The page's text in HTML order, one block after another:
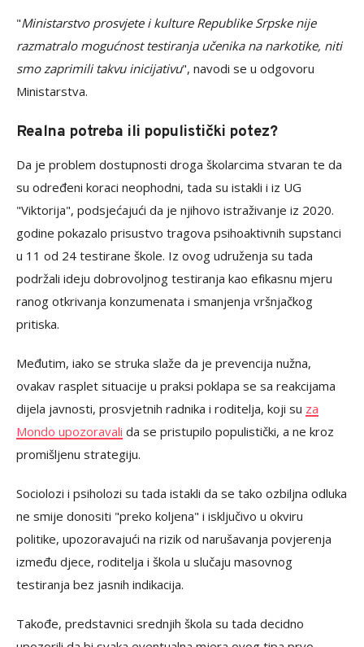
"Ministarstvo prosvjete i kulture Republike Srpske nije
razmatralo mogućnost testiranja učenika na narkotike, niti
smo zaprimili takvu inicijativu", navodi se u odgovoru
Ministarstva.
Realna potreba ili populistički potez?
Da je problem dostupnosti droga školarcima stvaran te da
su određeni koraci neophodni, tada su istakli i iz UG
"Viktorija", podsjećajući da je njihovo istraživanje iz 2020.
godine pokazalo prisustvo tragova psihoaktivnih supstanci
u 11 od 24 testirane škole. Iz ovog udruženja su tada
podržali ideju dobrovoljnog testiranja kao efikasnu mjeru
ranog otkrivanja konzumenata i smanjenja vršnjačkog
pritiska.
Međutim, iako se struka slaže da je prevencija nužna,
ovakav rasplet situacije u praksi poklapa se sa reakcijama
dijela javnosti, prosvjetnih radnika i roditelja, koji su za
Mondo upozoravali da se pristupilo populistički, a ne kroz
promišljenu strategiju.
Sociolozi i psiholozi su tada istakli da se tako ozbiljna odluka
ne smije donositi "preko koljena" i isključivo u okviru
politike, upozoravajući na rizik od narušavanja povjerenja
između djece, roditelja i škola u slučaju masovnog
testiranja bez jasnih indikacija.
Takođe, predstavnici srednjih škola su tada decidno